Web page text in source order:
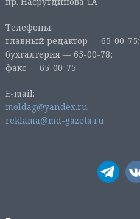
Телефоны:
главный редактор — 65-00-75;
бухгалтерия — 65-00-78;
факс — 65-00-75
E-mail:
moldag@yandex.ru
reklama@md-gazeta.ru